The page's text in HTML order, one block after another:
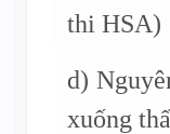
thi HSA)
d)
xuống